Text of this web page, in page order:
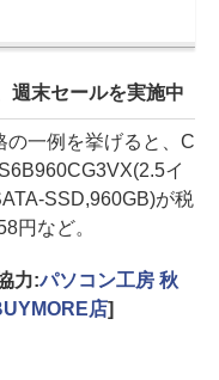
週末セールを実施中
一例を挙げると、C
イ
SSD,960GB)が税
円など。
力:パソコン工房 秋
店]